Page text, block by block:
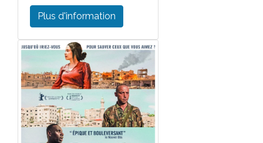
Plus d'information